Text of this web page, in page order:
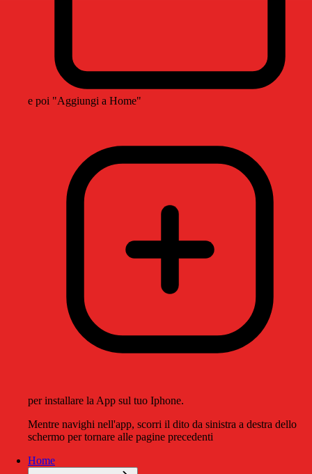
e poi "Aggiungi a Home"
per installare la App sul tuo Iphone.
Mentre navighi nell'app, scorri il dito da sinistra a destra dello
schermo per tornare alle pagine precedenti
Home